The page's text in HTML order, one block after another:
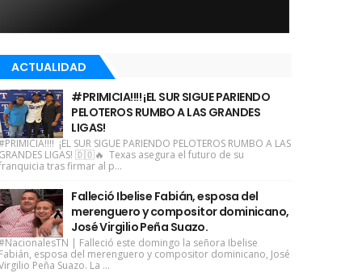
ACTUALIDAD
#PRIMICIA!!!! ¡EL SUR SIGUE PARIENDO
PELOTEROS RUMBO A LAS GRANDES
LIGAS!
¡EL SUR SIGUE PARIENDO PELOTEROS RUMBO A LAS
LIGAS! 🇩🇴🔥 Texas asegura el futuro de su
tras firmar al p...
Falleció Ibelise Fabián, esposa del
merenguero y compositor dominicano,
José Virgilio Peña Suazo.
| Falleció este domingo la señora Ibelise
esposa del merenguero y compositor dominicano, José
Peña Suazo. La ...